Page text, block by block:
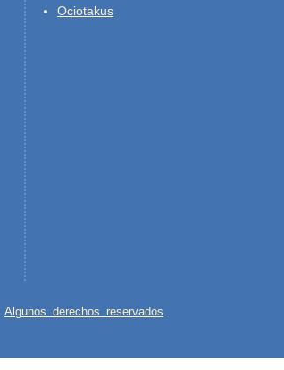
Ociotakus
Algunos derechos reservados